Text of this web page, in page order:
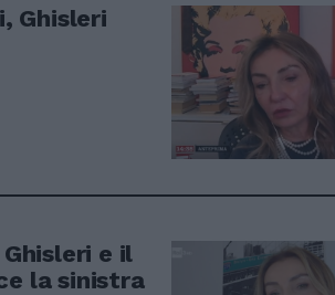
Ghisleri
e il
la sinistra